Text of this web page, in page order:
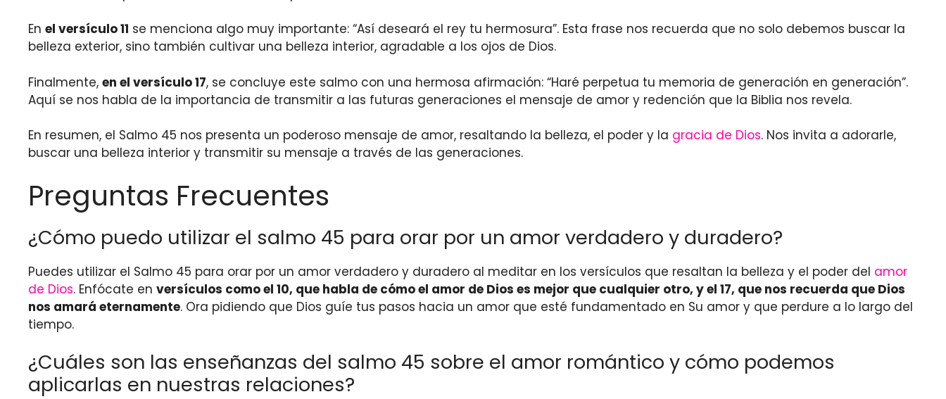
En el versículo 11 se menciona algo muy importante: “Así deseará el rey tu hermosura”. Esta frase nos recuerda que no solo debemos buscar la
belleza exterior, sino también cultivar una belleza interior, agradable a los ojos de Dios.
Finalmente, en el versículo 17, se concluye este salmo con una hermosa afirmación: “Haré perpetua tu memoria de generación en generación”.
Aquí se nos habla de la importancia de transmitir a las futuras generaciones el mensaje de amor y redención que la Biblia nos revela.
En resumen, el Salmo 45 nos presenta un poderoso mensaje de amor, resaltando la belleza, el poder y la gracia de Dios. Nos invita a adorarle,
buscar una belleza interior y transmitir su mensaje a través de las generaciones.
Preguntas Frecuentes
¿Cómo puedo utilizar el salmo 45 para orar por un amor verdadero y duradero?
Puedes utilizar el Salmo 45 para orar por un amor verdadero y duradero al meditar en los versículos que resaltan la belleza y el poder del amor
de Dios. Enfócate en versículos como el 10, que habla de cómo el amor de Dios es mejor que cualquier otro, y el 17, que nos recuerda que Dios
nos amará eternamente. Ora pidiendo que Dios guíe tus pasos hacia un amor que esté fundamentado en Su amor y que perdure a lo largo del
tiempo.
¿Cuáles son las enseñanzas del salmo 45 sobre el amor romántico y cómo podemos
aplicarlas en nuestras relaciones?